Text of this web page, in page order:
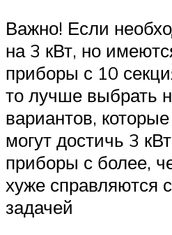
Важно! Если
на 3 кВт, но
приборы с 10
то лучше выбрать
вариантов,
могут достичь 3
приборы с более,
хуже справляются
задачей